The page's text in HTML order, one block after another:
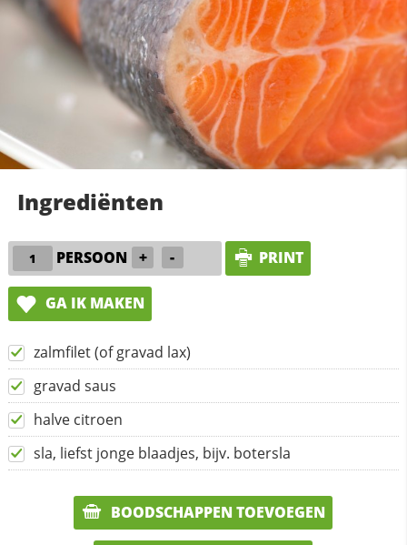
Ingrediënten
PERSOON + - PRINT
GA IK MAKEN
zalmfilet (of gravad lax)
gravad saus
halve citroen
sla, liefst jonge blaadjes, bijv. botersla
BOODSCHAPPEN TOEVOEGEN